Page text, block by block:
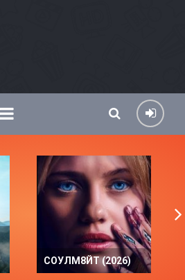
СОУЛМ8ЙТ (2026)